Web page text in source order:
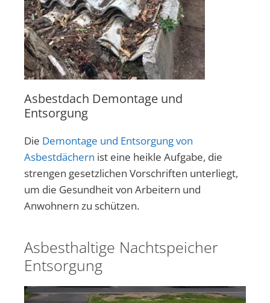
Asbestdach Demontage und
Entsorgung
Die Demontage und Entsorgung von
Asbestdächern ist eine heikle Aufgabe, die
strengen gesetzlichen Vorschriften unterliegt,
um die Gesundheit von Arbeitern und
Anwohnern zu schützen.
Asbesthaltige Nachtspeicher
Entsorgung